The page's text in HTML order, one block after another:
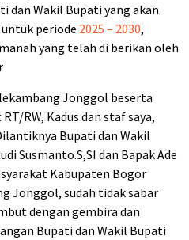
dan Wakil Bupati yang akan
periode 2025 – 2030,
yang telah di berikan oleh
Jonggol beserta
RW, Kadus dan staf saya,
Bupati dan Wakil
Susmanto.S,SI dan Bapak Ade
Kabupaten Bogor
Jonggol, sudah tidak sabar
dengan gembira dan
Bupati dan Wakil Bupati